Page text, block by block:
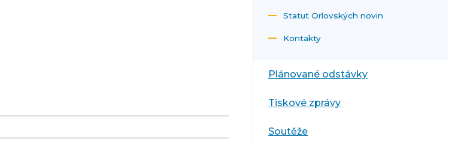
Statut Orlovských novin
Kontakty
Plánované odstávky
Tiskové zprávy
Soutěže